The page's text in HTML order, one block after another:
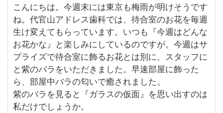
こんにちは。今週末には東京も梅雨が明けそうです
ね。代官山アドレス歯科では、待合室のお花を毎週
生け変えてもらっています。いつも『今週はどんな
お花かな』と楽しみにしているのですが。今週はサ
プライズで待合室に飾るお花とは別に、スタッフに
と紫のバラをいただきました。早速部屋に飾った
ら、部屋中バラの匂いで癒されました。
紫のバラを見ると『ガラスの仮面』を思い出すのは
私だけでしょうか。